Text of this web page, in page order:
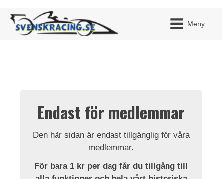
Meny
Endast för medlemmar
Den här sidan är endast tillgänglig för våra
medlemmar.
För bara 1 kr per dag får du tillgång till